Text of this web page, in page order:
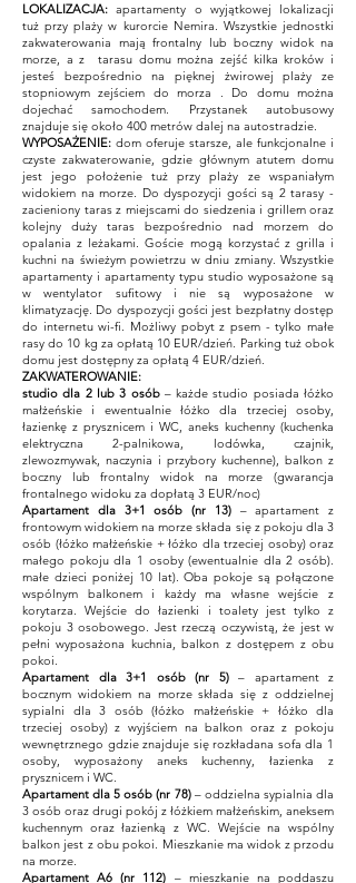
LOKALIZACJA: apartamenty o wyjątkowej lokalizacji
tuż przy plaży w kurorcie Nemira. Wszystkie jednostki
zakwaterowania mają frontalny lub boczny widok na
morze, a z tarasu domu można zejść kilka kroków i
jesteś bezpośrednio na pięknej żwirowej plaży ze
stopniowym zejściem do morza . Do domu można
dojechać samochodem. Przystanek autobusowy
znajduje się około 400 metrów dalej na autostradzie.
WYPOSAŻENIE: dom oferuje starsze, ale funkcjonalne i
czyste zakwaterowanie, gdzie głównym atutem domu
jest jego położenie tuż przy plaży ze wspaniałym
widokiem na morze. Do dyspozycji gości są 2 tarasy -
zacieniony taras z miejscami do siedzenia i grillem oraz
kolejny duży taras bezpośrednio nad morzem do
opalania z leżakami. Goście mogą korzystać z grilla i
kuchni na świeżym powietrzu w dniu zmiany. Wszystkie
apartamenty i apartamenty typu studio wyposażone są
w wentylator sufitowy i nie są wyposażone w
klimatyzację. Do dyspozycji gości jest bezpłatny dostęp
do internetu wi-fi. Możliwy pobyt z psem - tylko małe
rasy do 10 kg za opłatą 10 EUR/dzień. Parking tuż obok
domu jest dostępny za opłatą 4 EUR/dzień.
ZAKWATEROWANIE:
studio dla 2 lub 3 osób– każde studio posiada łóżko
małżeńskie i ewentualnie łóżko dla trzeciej osoby,
łazienkę z prysznicem i WC, aneks kuchenny (kuchenka
elektryczna 2-palnikowa, lodówka, czajnik,
zlewozmywak, naczynia i przybory kuchenne), balkon z
boczny lub frontalny widok na morze (gwarancja
frontalnego widoku za dopłatą 3 EUR/noc)
Apartament dla 3+1 osób (nr 13)– apartament z
frontowym widokiem na morze składa się z pokoju dla 3
osób (łóżko małżeńskie + łóżko dla trzeciej osoby) oraz
małego pokoju dla 1 osoby (ewentualnie dla 2 osób).
małe dzieci poniżej 10 lat). Oba pokoje są połączone
wspólnym balkonem i każdy ma własne wejście z
korytarza. Wejście do łazienki i toalety jest tylko z
pokoju 3 osobowego. Jest rzeczą oczywistą, że jest w
pełni wyposażona kuchnia, balkon z dostępem z obu
pokoi.
Apartament dla 3+1 osób (nr 5)– apartament z
bocznym widokiem na morze składa się z oddzielnej
sypialni dla 3 osób (łóżko małżeńskie + łóżko dla
trzeciej osoby) z wyjściem na balkon oraz z pokoju
wewnętrznego gdzie znajduje się rozkładana sofa dla 1
osoby, wyposażony aneks kuchenny, łazienka z
prysznicem i WC.
Apartament dla 5 osób (nr 78)– oddzielna sypialnia dla
3 osób oraz drugi pokój z łóżkiem małżeńskim, aneksem
kuchennym oraz łazienką z WC. Wejście na wspólny
balkon jest z obu pokoi. Mieszkanie ma widok z przodu
na morze.
Apartament A6 (nr 112) – mieszkanie na poddaszu